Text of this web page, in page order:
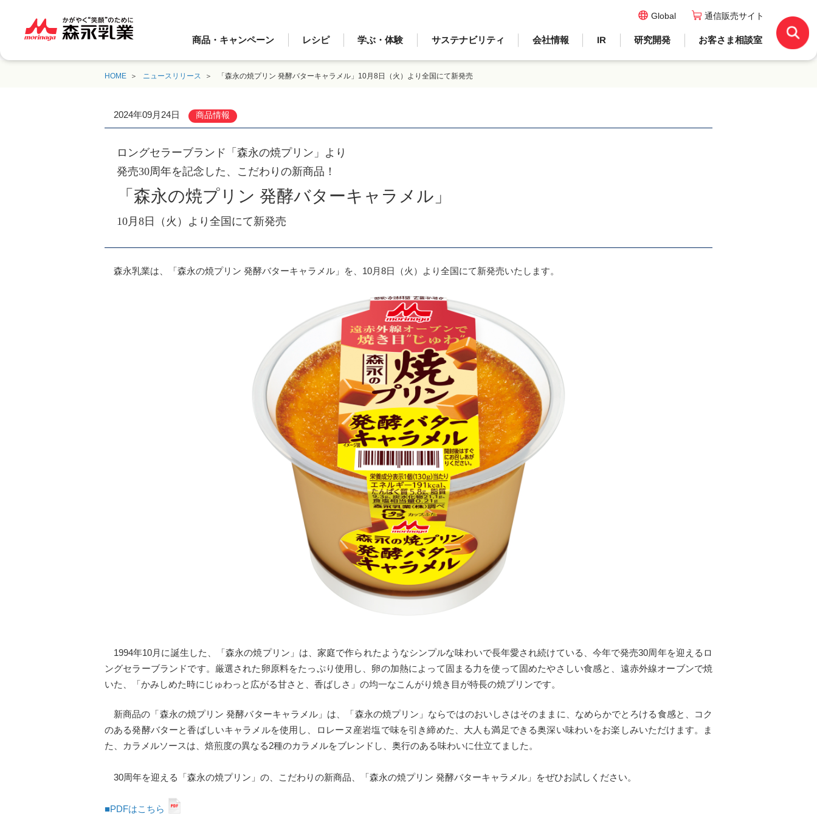
商品・キャンペーン レシピ 学ぶ・体験 サステナビリティ 会社情報 IR 研究開発 お客さま相談室
Global 通信販売サイト
HOME ニュースリリース 「森永の焼プリン 発酵バターキャラメル」10月8日（火）より全国にて新発売
2024年09月24日 商品情報
ロングセラーブランド「森永の焼プリン」より
発売30周年を記念した、こだわりの新商品！
「森永の焼プリン 発酵バターキャラメル」
10月8日（火）より全国にて新発売
森永乳業は、「森永の焼プリン 発酵バターキャラメル」を、10月8日（火）より全国にて新発売いたします。
1994年10月に誕生した、「森永の焼プリン」は、家庭で作られたようなシンプルな味わいで長年愛され続けている、今年で発売30周年を迎えるロ
ングセラーブランドです。厳選された卵原料をたっぷり使用し、卵の加熱によって固まる力を使って固めたやさしい食感と、遠赤外線オーブンで焼
いた、「かみしめた時にじゅわっと広がる甘さと、香ばしさ」の均一なこんがり焼き目が特長の焼プリンです。
新商品の「森永の焼プリン 発酵バターキャラメル」は、「森永の焼プリン」ならではのおいしさはそのままに、なめらかでとろける食感と、コク
のある発酵バターと香ばしいキャラメルを使用し、ロレーヌ産岩塩で味を引き締めた、大人も満足できる奥深い味わいをお楽しみいただけます。ま
た、カラメルソースは、焙煎度の異なる2種のカラメルをブレンドし、奥行のある味わいに仕立てました。
30周年を迎える「森永の焼プリン」の、こだわりの新商品、「森永の焼プリン 発酵バターキャラメル」をぜひお試しください。
■PDFはこちら